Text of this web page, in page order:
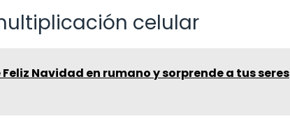
celular
Navidad en rumano y sorprende a tus seres